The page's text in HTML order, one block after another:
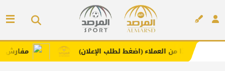
مفارش فندورا العملاء (اضغط لطلب الإعلان)